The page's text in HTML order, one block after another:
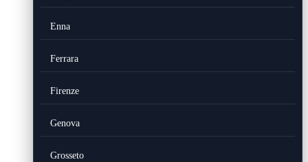
Enna
Ferrara
Firenze
Genova
Grosseto